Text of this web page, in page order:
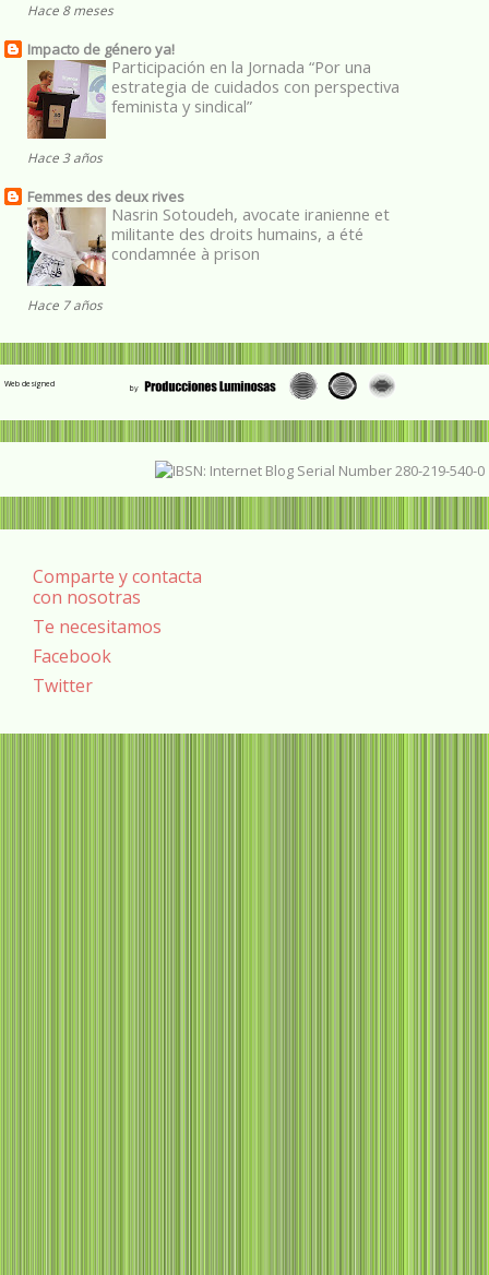
Hace 8 meses
Impacto de género ya!
Participación en la Jornada “Por una
estrategia de cuidados con perspectiva
feminista y sindical”
Hace 3 años
Femmes des deux rives
Nasrin Sotoudeh, avocate iranienne et
militante des droits humains, a été
condamnée à prison
Hace 7 años
Web designed
Comparte y contacta
con nosotras
Te necesitamos
Facebook
Twitter